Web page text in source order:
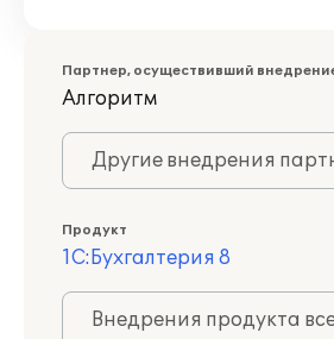
Партнер, осуществивший
Алгоритм
Другие внедрения
Продукт
1С:Бухгалтерия 8
Внедрения продукта